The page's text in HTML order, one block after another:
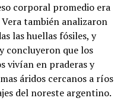
corporal promedio era
también analizaron
las huellas fósiles, y
concluyeron que los
vivían en praderas y
áridos cercanos a ríos
del noreste argentino.